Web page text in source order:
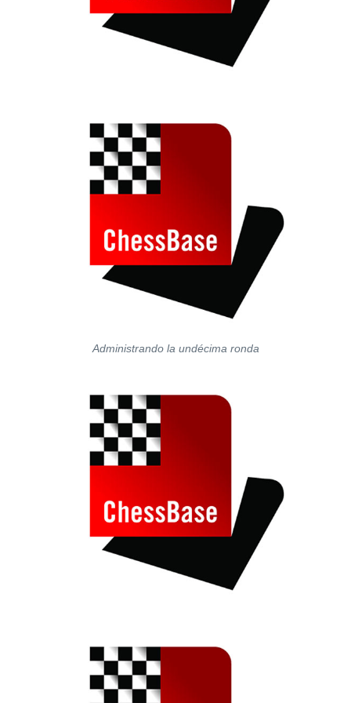
Administrando la undécima ronda